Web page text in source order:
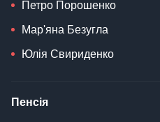
Петро Порошенко
Мар'яна Безугла
Юлія Свириденко
Пенсія